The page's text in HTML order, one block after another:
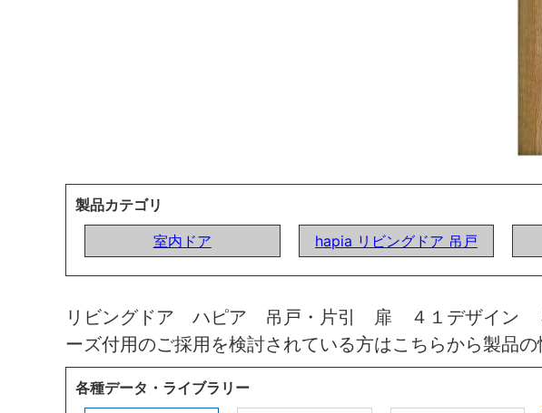
製品カテゴリ
室内ドア
hapia リビングドア 吊戸
リビングドア ハピア 吊戸・片引 扉 ４１デザイン
ーズ付用のご採用を検討されている方はこちらから製品
各種データ・ライブラリー